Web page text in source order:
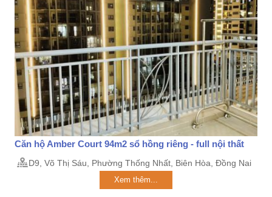
Căn hộ Amber Court 94m2 sổ hồng riêng - full nội thất
D9, Võ Thị Sáu, Phường Thống Nhất, Biên Hòa, Đồng Nai
Xem thêm...